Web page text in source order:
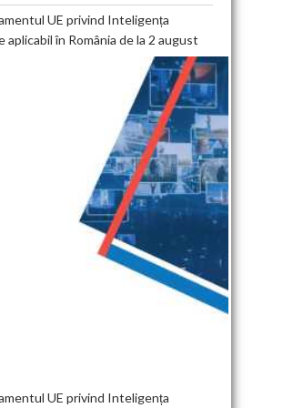
UE privind Inteligența
în România de la 2 august
UE privind Inteligența